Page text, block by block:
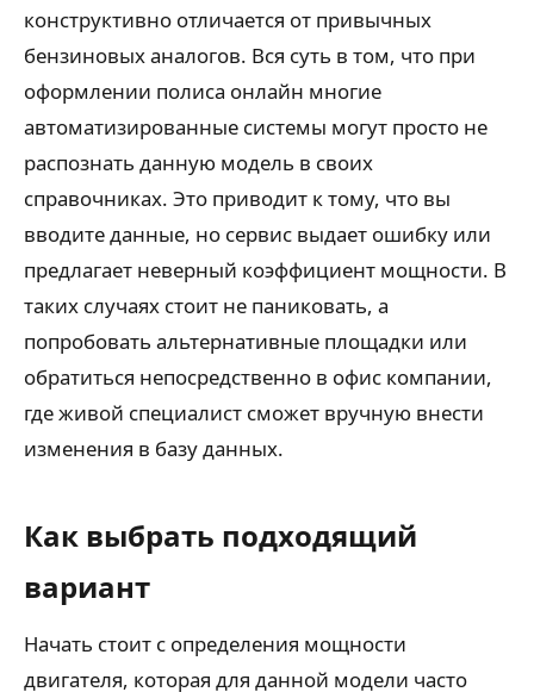
конструктивно отличается от привычных
бензиновых аналогов. Вся суть в том, что при
оформлении полиса онлайн многие
автоматизированные системы могут просто не
распознать данную модель в своих
справочниках. Это приводит к тому, что вы
вводите данные, но сервис выдает ошибку или
предлагает неверный коэффициент мощности. В
таких случаях стоит не паниковать, а
попробовать альтернативные площадки или
обратиться непосредственно в офис компании,
где живой специалист сможет вручную внести
изменения в базу данных.
Как выбрать подходящий
вариант
Начать стоит с определения мощности
двигателя, которая для данной модели часто